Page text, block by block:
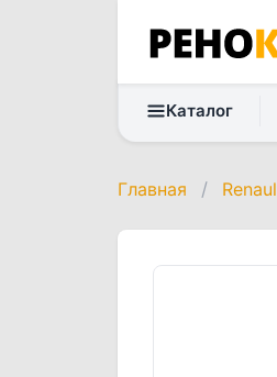
Каталог
Главная /